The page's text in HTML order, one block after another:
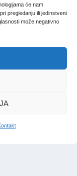
će nam
pregledanju ili jedinstveni
može negativno